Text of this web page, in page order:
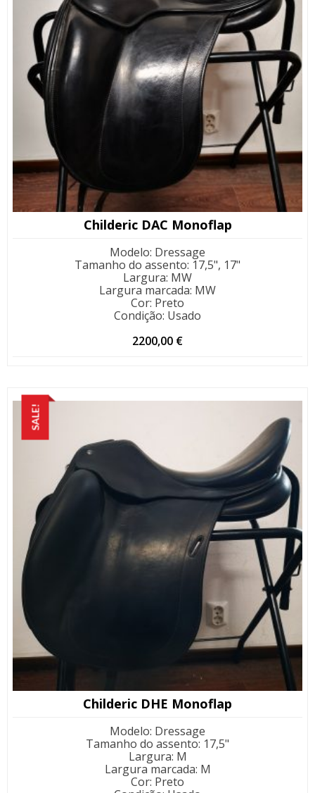
Childeric DAC Monoflap
Modelo: Dressage
Tamanho do assento: 17,5", 17"
Largura: MW
Largura marcada: MW
Cor: Preto
Condição: Usado
2200,00 €
SALE!
Childeric DHE Monoflap
Modelo: Dressage
Tamanho do assento: 17,5"
Largura: M
Largura marcada: M
Cor: Preto